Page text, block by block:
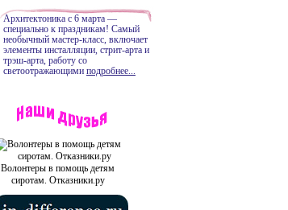
Архитектоника с 6 марта —
специально к праздникам! Самый
необычный мастер-класс, включает
элементы инсталляции, стрит-арта и
трэш-арта, работу со
светоотражающими подробнее...
Волонтеры в помощь детям
сиротам. Отказники.ру